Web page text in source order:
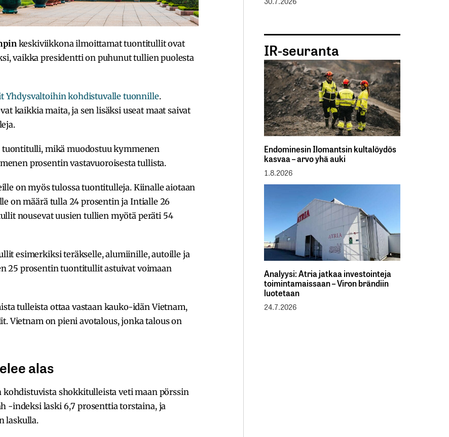
keskiviikkona ilmoittamat tuontitullit ovat
vaikka presidentti on puhunut tullien puolesta
Yhdysvaltoihin kohdistuvalle tuonnille.
kaikkia maita, ja sen lisäksi useat maat saivat
mikä muodostuu kymmenen
prosentin vastavuoroisesta tullista.
on myös tulossa tuontitulleja. Kiinalle aiotaan
on määrä tulla 24 prosentin ja Intialle 26
nousevat uusien tullien myötä peräti 54
esimerkiksi teräkselle, alumiinille, autoille ja
25 prosentin tuontitullit astuivat voimaan
tulleista ottaa vastaan kauko-idän Vietnam,
Vietnam on pieni avotalous, jonka talous on
alas
shokkitulleista veti maan pörssin
-indeksi laski 6,7 prosenttia torstaina, ja
laskulla.
IR-seuranta
Endominesin Ilomantsin kultalöydös
kasvaa – arvo yhä auki
1.8.2026
Analyysi: Atria jatkaa investointeja
toimintamaissaan – Viron brändiin
luotetaan
24.7.2026